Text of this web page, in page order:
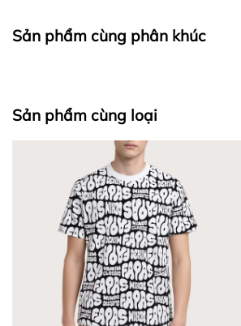
Sản phẩm cùng phân khúc
Sản phẩm cùng loại